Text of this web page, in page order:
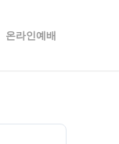
온라인예배